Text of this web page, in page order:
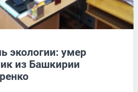
экологии: умер
из Башкирии